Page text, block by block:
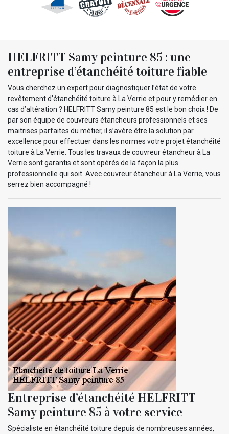
HELFRITT Samy peinture 85 : une
entreprise d’étanchéité toiture fiable
Vous cherchez un expert pour diagnostiquer l’état de votre
revêtement d’étanchéité toiture à La Verrie et pour y remédier en
cas d’altération ? HELFRITT Samy peinture 85 est le bon choix ! De
par son équipe de couvreurs étancheurs professionnels et ses
maitrises parfaites du métier, il s’avère être la solution par
excellence pour effectuer dans les normes votre projet étanchéité
toiture à La Verrie. Tous les travaux de couvreur étancheur à La
Verrie sont garantis et sont opérés de la façon la plus
professionnelle qui soit. Avec couvreur étancheur à La Verrie, vous
serrez bien accompagné !
Entreprise d’étanchéité HELFRITT
Samy peinture 85 à votre service
Spécialiste en étanchéité toiture depuis de nombreuses années,